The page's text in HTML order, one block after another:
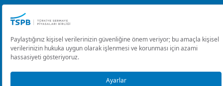
Kullanım Koşulları ve Gizlilik
Çerez Ayarlarını Düzenle